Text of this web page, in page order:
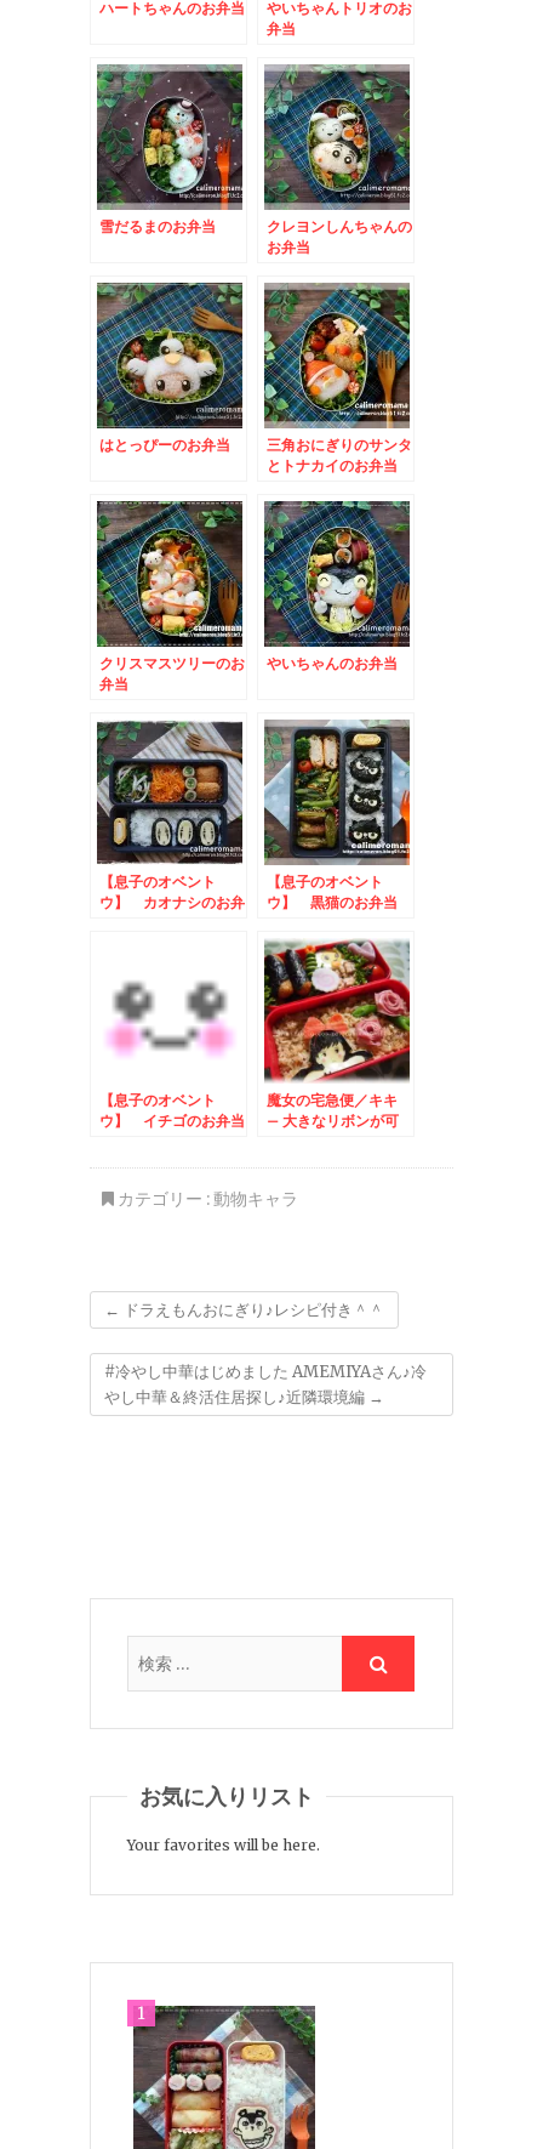
ハートちゃんのお弁当
やいちゃんトリオのお
弁当
雪だるまのお弁当
クレヨンしんちゃんの
お弁当
はとっぴーのお弁当
三角おにぎりのサンタ
とトナカイのお弁当
クリスマスツリーのお
弁当
やいちゃんのお弁当
【息子のオベント
ウ】 カオナシのお弁
【息子のオベント
ウ】 黒猫のお弁当
【息子のオベント
ウ】 イチゴのお弁当
魔女の宅急便／キキ
– 大きなリボンが可
カテゴリー :動物キャラ
← ドラえもんおにぎり♪レシピ付き＾＾
#冷やし中華はじめました AMEMIYAさん♪冷
やし中華＆終活住居探し♪近隣環境編 →
お気に入りリスト
Your favorites will be here.